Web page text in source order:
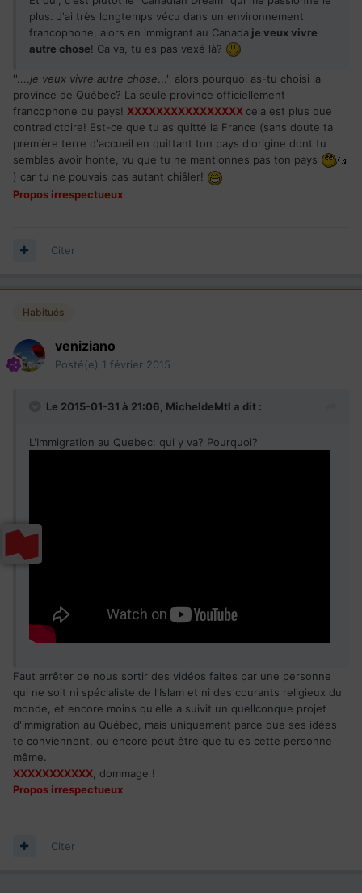
plus. J'ai très longtemps vécu dans un environnement
francophone, alors en immigrant au Canada je veux vivre
autre chose! Ca va, tu es pas vexé là?
''....je veux vivre autre chose...'' alors pourquoi as-tu choisi la
province de Québec? La seule province officiellement
francophone du pays! XXXXXXXXXXXXXXXX cela est plus que
contradictoire! Est-ce que tu as quitté la France (sans doute ta
première terre d'accueil en quittant ton pays d'origine dont tu
sembles avoir honte, vu que tu ne mentionnes pas ton pays
) car tu ne pouvais pas autant chiâler!
Propos irrespectueux
Citer
Habitués
veniziano
Posté(e) 1 février 2015
Le 2015-01-31 à 21:06, MicheldeMtl a dit :
L'Immigration au Quebec: qui y va? Pourquoi?
Faut arrêter de nous sortir des vidéos faites par une personne
qui ne soit ni spécialiste de l'Islam et ni des courants religieux du
monde, et encore moins qu'elle a suivit un quellconque projet
d'immigration au Québec, mais uniquement parce que ses idées
te conviennent, ou encore peut être que tu es cette personne
même.
XXXXXXXXXXX, dommage !
Propos irrespectueux
Citer